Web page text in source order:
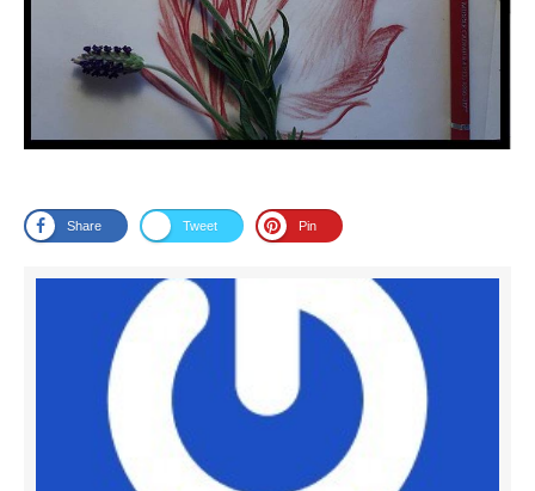
Share Tweet Pin